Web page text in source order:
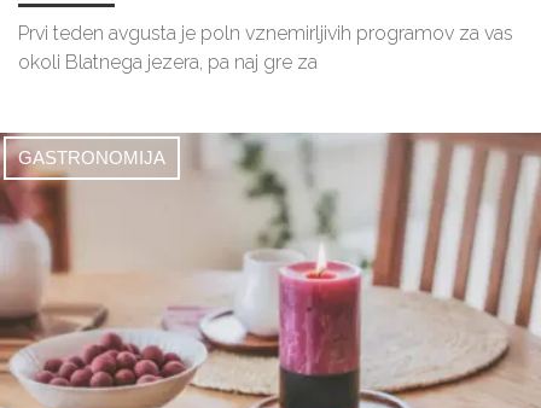
Prvi teden avgusta je poln vznemirljivih programov za vas
okoli Blatnega jezera, pa naj gre za
GASTRONOMIJA